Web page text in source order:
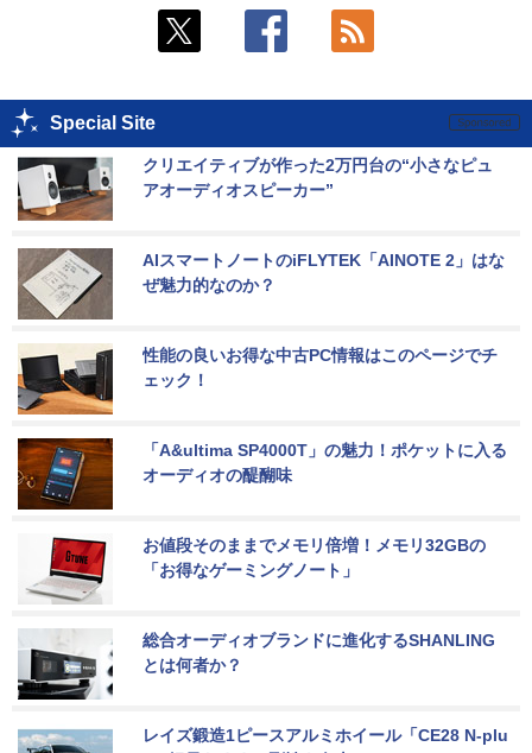
Special Site
クリエイティブが作った2万円台の“小さなピュ
アオーディオスピーカー”
AIスマートノートのiFLYTEK「AINOTE 2」はな
ぜ魅力的なのか？
性能の良いお得な中古PC情報はこのページでチ
ェック！
「A&ultima SP4000T」の魅力！ポケットに入る
オーディオの醍醐味
お値段そのままでメモリ倍増！メモリ32GBの
「お得なゲーミングノート」
総合オーディオブランドに進化するSHANLING
とは何者か？
レイズ鍛造1ピースアルミホイール「CE28 N-plu